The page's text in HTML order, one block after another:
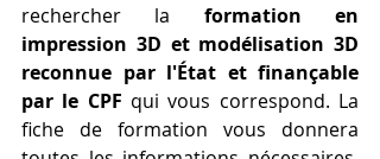
rechercher la formation en
impression 3D et modélisation 3D
reconnue par l'État et finançable
par le CPF qui vous correspond. La
fiche de formation vous donnera